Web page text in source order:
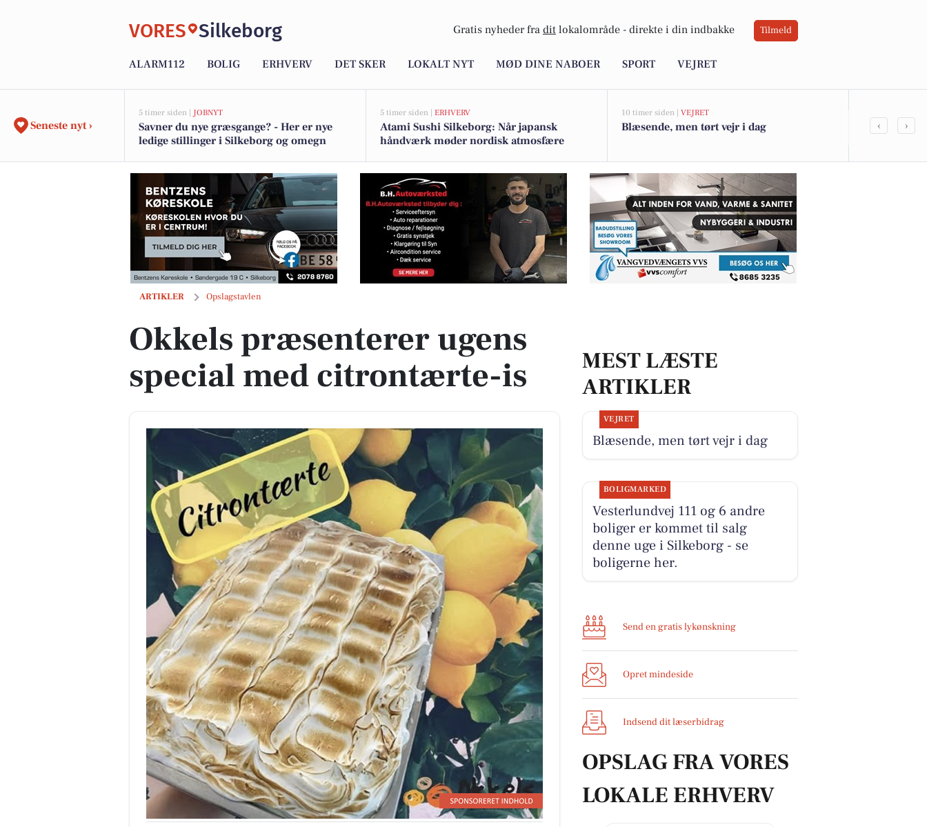
VORES Silkeborg Gratis nyheder fra dit lokalområde - direkte i din indbakke Tilmeld
ALARM112 BOLIG ERHVERV DET SKER LOKALT NYT MØD DINE NABOER SPORT VEJRET
Seneste nyt ›
5 timer siden | JOBNYT
Savner du nye græsgange? - Her er nye
ledige stillinger i Silkeborg og omegn
5 timer siden | ERHVERV
Atami Sushi Silkeborg: Når japansk
håndværk møder nordisk atmosfære
10 timer siden | VEJRET
Blæsende, men tørt vejr i dag
Midtjysk
‹ ›
ARTIKLER Opslagstavlen
Okkels præsenterer ugens special med citrontærte-is
Okkels præsenterer ugens
special med citrontærte-is
MEST LÆSTE
ARTIKLER
VEJRET
Blæsende, men tørt vejr i dag
BOLIGMARKED
Vesterlundvej 111 og 6 andre
boliger er kommet til salg
denne uge i Silkeborg - se
boligerne her.
Send en gratis lykønskning
Opret mindeside
Indsend dit læserbidrag
OPSLAG FRA VORES
LOKALE ERHVERV